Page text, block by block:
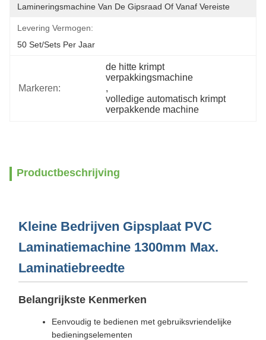
Lamineringsmachine Van De Gipsraad Of Vanaf Vereiste
Levering Vermogen:
50 Set/Sets Per Jaar
Markeren:
de hitte krimpt
verpakkingsmachine
,
volledige automatisch krimpt
verpakkende machine
Productbeschrijving
Kleine Bedrijven Gipsplaat PVC
Laminatiemachine 1300mm Max.
Laminatiebreedte
Belangrijkste Kenmerken
Eenvoudig te bedienen met gebruiksvriendelijke
bedieningselementen